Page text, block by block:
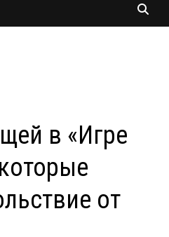
в «Игре
от